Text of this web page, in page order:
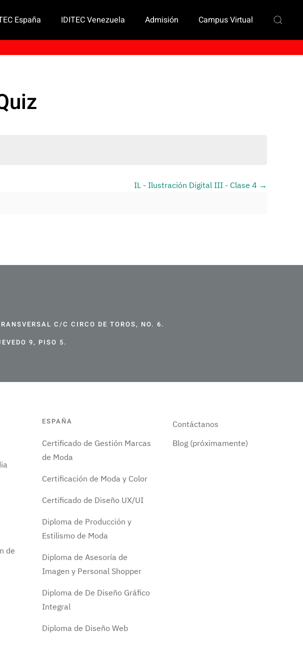
España IDITEC Venezuela Admisión Campus Virtual
IL - Ilustración Digital III - Clase 4
C/C CIRCO DE TOROS, NO. 6.
9, PISO 5.
de
ESPAÑA
Certificado de Gestión Marcas
de Moda
Certificación de Moda y Color
Certificado de Diseño UX/UI
Diploma de Producción y
Estilismo de Moda
Diploma de Asesoría de
Imagen y Personal Shopper
Diploma de De Diseño Gráfico
Integral
Diploma de Diseño Web
Contáctanos
Blog (próximamente)